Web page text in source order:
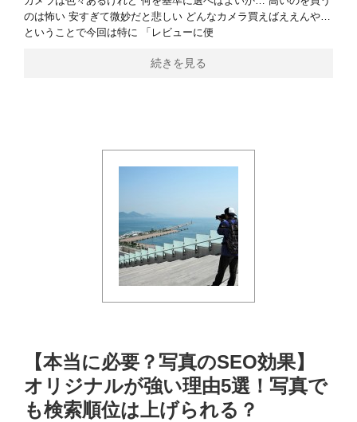
のは怖い 安すぎて微妙だと悲しい どんなカメラ買えばええんや…
ということで今回は特に 「レビューに便
続きを見る
【本当に必要？写真のSEO効果】
オリジナルが強い理由5選！写真で
も検索順位は上げられる？